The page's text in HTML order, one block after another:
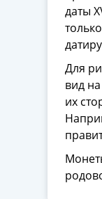
даты
Для
вид
их